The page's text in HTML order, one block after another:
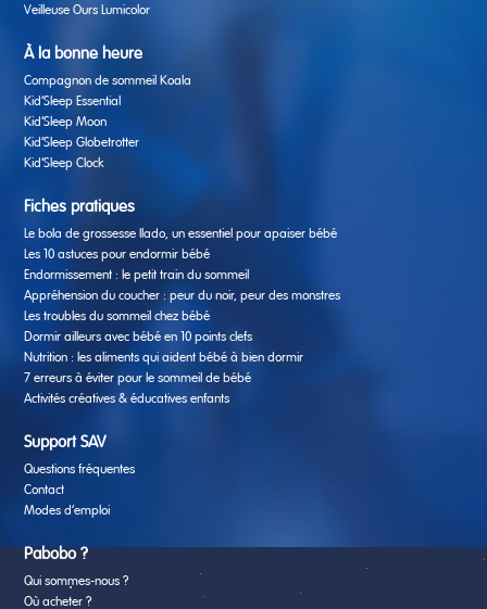
Veilleuse Ours Lumicolor
À la bonne heure
Compagnon de sommeil Koala
Kid’Sleep Essential
Kid’Sleep Moon
Kid’Sleep Globetrotter
Kid’Sleep Clock
Fiches pratiques
Le bola de grossesse Ilado, un essentiel pour apaiser bébé
Les 10 astuces pour endormir bébé
Endormissement : le petit train du sommeil
Appréhension du coucher : peur du noir, peur des monstres
Les troubles du sommeil chez bébé
Dormir ailleurs avec bébé en 10 points clefs
Nutrition : les aliments qui aident bébé à bien dormir
7 erreurs à éviter pour le sommeil de bébé
Activités créatives & éducatives enfants
Support SAV
Questions fréquentes
Contact
Modes d’emploi
Pabobo ?
Qui sommes-nous ?
Où acheter ?